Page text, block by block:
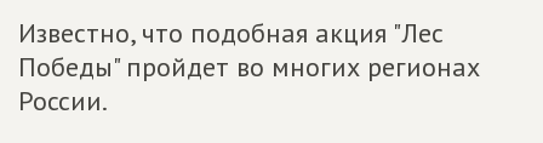
Известно, что подобная акция "Лес
Победы" пройдет во многих регионах
России.